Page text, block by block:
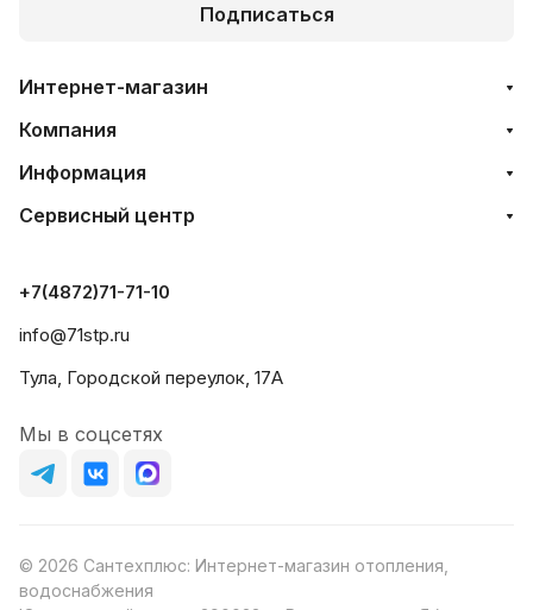
Подписаться
Интернет-магазин
Компания
Информация
Сервисный центр
+7(4872)71-71-10
info@71stp.ru
Тула, Городской переулок, 17А
Мы в соцсетях
© 2026 Сантехплюс: Интернет-магазин отопления,
водоснабжения